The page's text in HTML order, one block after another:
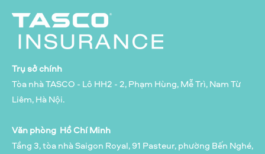
Trụ sở chính
Tòa nhà TASCO - Lô HH2 - 2, Phạm Hùng, Mễ Trì, Nam Từ
Liêm, Hà Nội.
Văn phòng Hồ Chí Minh
Tầng 3, tòa nhà Saigon Royal, 91 Pasteur, phường Bến Nghé,